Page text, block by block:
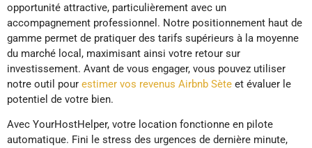
opportunité attractive, particulièrement avec un
accompagnement professionnel. Notre positionnement haut de
gamme permet de pratiquer des tarifs supérieurs à la moyenne
du marché local, maximisant ainsi votre retour sur
investissement. Avant de vous engager, vous pouvez utiliser
notre outil pour estimer vos revenus Airbnb Sète et évaluer le
potentiel de votre bien.
Avec YourHostHelper, votre location fonctionne en pilote
automatique. Fini le stress des urgences de dernière minute,